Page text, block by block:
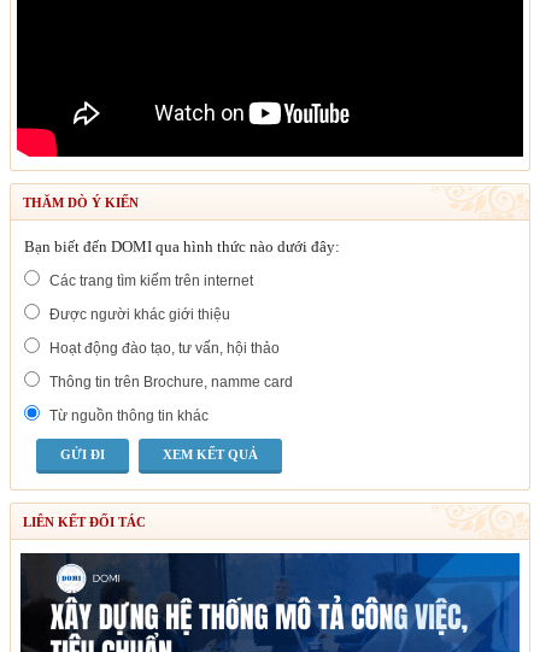
THĂM DÒ Ý KIẾN
Bạn biết đến DOMI qua hình thức nào dưới đây:
Các trang tìm kiếm trên internet
Được người khác giới thiệu
Hoạt động đào tạo, tư vấn, hội thảo
Thông tin trên Brochure, namme card
Từ nguồn thông tin khác
XEM KẾT QUẢ
LIÊN KẾT ĐỐI TÁC